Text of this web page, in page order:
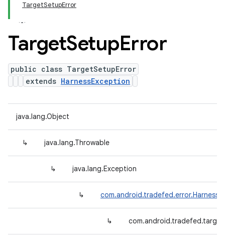
TargetSetupError
TargetSetupError
public class TargetSetupError
extends HarnessException
java.lang.Object
↳ java.lang.Throwable
↳ java.lang.Exception
↳
↳